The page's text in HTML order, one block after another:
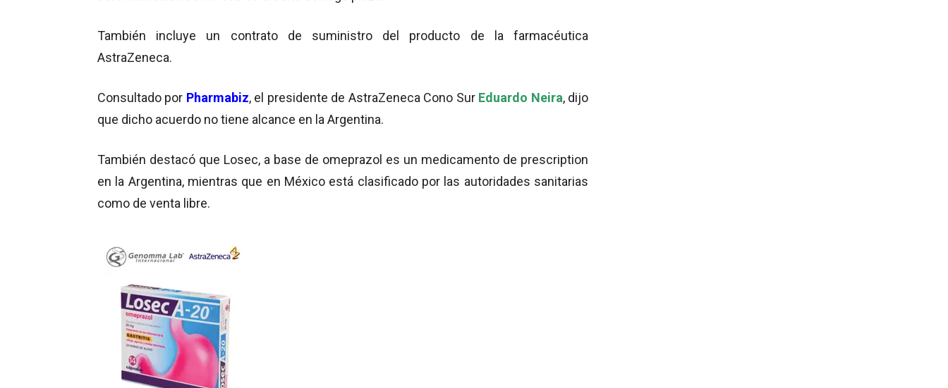
También incluye un contrato de suministro del producto de la farmacéutica
AstraZeneca.
Consultado por Pharmabiz, el presidente de AstraZeneca Cono Sur Eduardo Neira, dijo
que dicho acuerdo no tiene alcance en la Argentina.
También destacó que Losec, a base de omeprazol es un medicamento de prescription
en la Argentina, mientras que en México está clasificado por las autoridades sanitarias
como de venta libre.